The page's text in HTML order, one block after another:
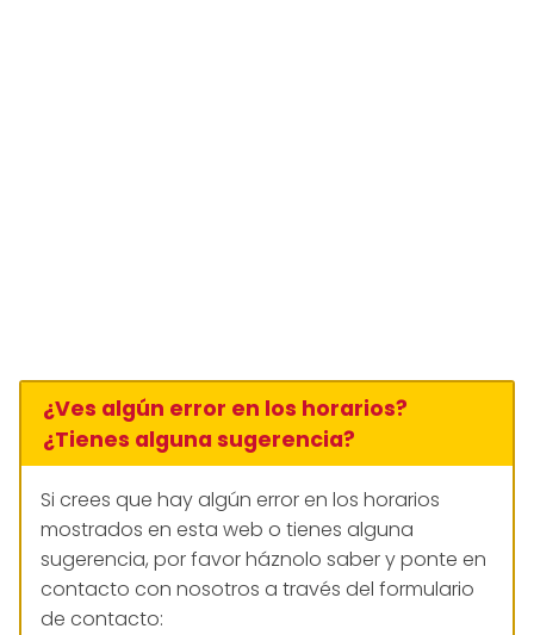
¿Ves algún error en los horarios?
¿Tienes alguna sugerencia?
Si crees que hay algún error en los horarios
mostrados en esta web o tienes alguna
sugerencia, por favor háznolo saber y ponte en
contacto con nosotros a través del formulario
de contacto: